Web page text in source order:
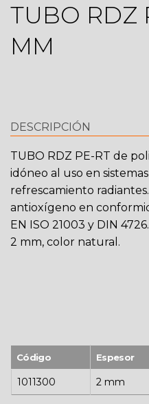
TUBO RDZ
MM
DESCRIPCIÓN
TUBO RDZ PE-RT de
idóneo al uso en
refrescamiento
antioxígeno en
EN ISO 21003 y DIN
2 mm, color natural.
Código Espesor
1011300 2 mm